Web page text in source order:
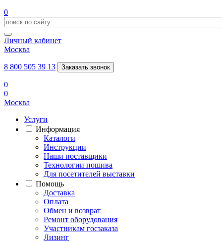
0
Личный кабинет
Москва
8 800 505 39 13 Заказать звонок
0
0
Москва
Услуги
Информация
Каталоги
Инструкции
Наши поставщики
Технологии пошива
Для посетителей выставки
Помощь
Доставка
Оплата
Обмен и возврат
Ремонт оборудования
Участникам госзаказа
Лизинг